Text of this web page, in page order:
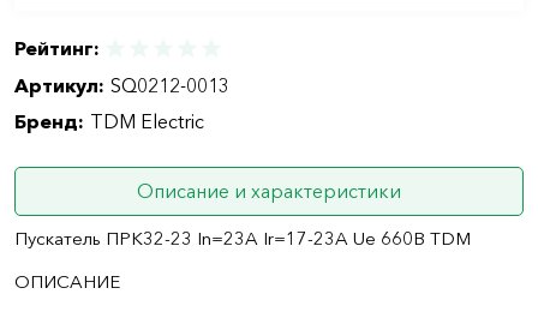
Рейтинг:
Артикул: SQ0212-0013
Бренд: TDM Electric
Описание и характеристики
Пускатель ПРК32-23 In=23A Ir=17-23A Ue 660В TDM
ОПИСАНИЕ